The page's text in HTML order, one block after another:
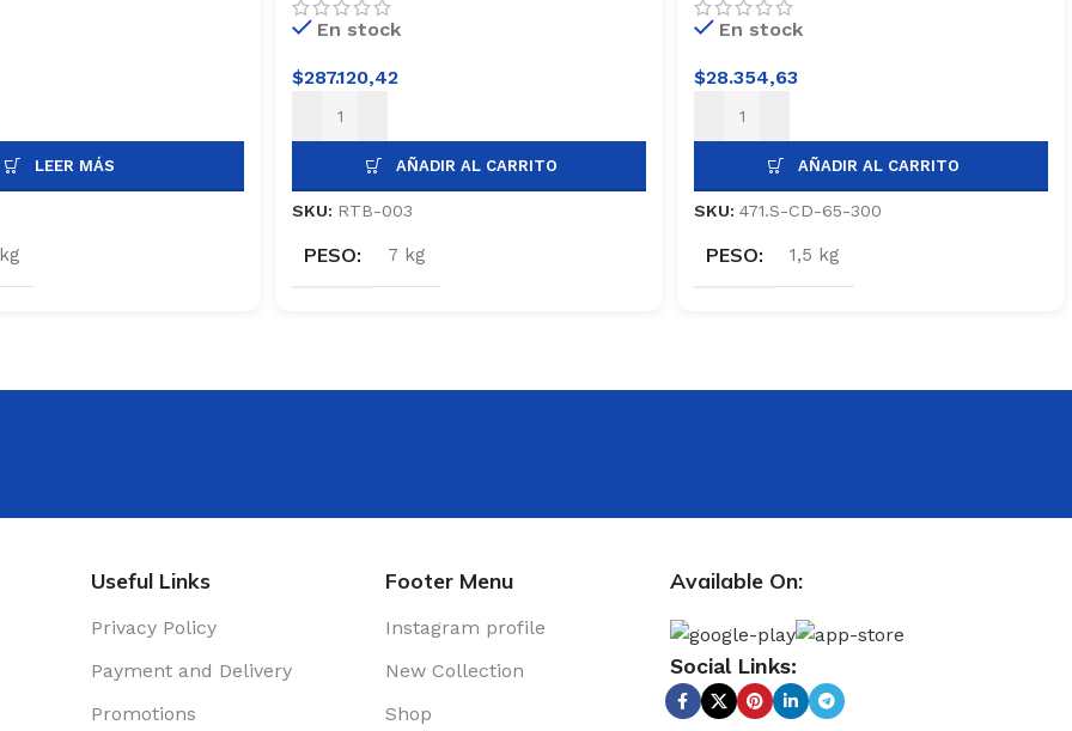
LEER MÁS
En stock
$287.120,42
AÑADIR AL CARRITO
SKU: RTB-003
PESO 7 kg
En stock
$28.354,63
AÑADIR AL CARRITO
SKU: 471.S-CD-65-300
PESO 1,5 kg
Useful Links
Privacy Policy
Payment and Delivery
Promotions
Footer Menu
Instagram profile
New Collection
Shop
Available On:
Social Links: